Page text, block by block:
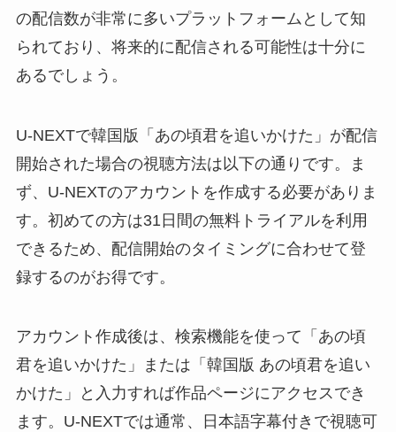
の配信数が非常に多いプラットフォームとして知
られており、将来的に配信される可能性は十分に
あるでしょう。
U-NEXTで韓国版「あの頃君を追いかけた」が配信
開始された場合の視聴方法は以下の通りです。ま
ず、U-NEXTのアカウントを作成する必要がありま
す。初めての方は31日間の無料トライアルを利用
できるため、配信開始のタイミングに合わせて登
録するのがお得です。
アカウント作成後は、検索機能を使って「あの頃
君を追いかけた」または「韓国版 あの頃君を追い
かけた」と入力すれば作品ページにアクセスでき
ます。U-NEXTでは通常、日本語字幕付きで視聴可